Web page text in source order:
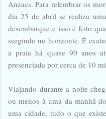
Anzacs. Para relembrar os
dia 25 de abril se realiza
desembarque e isso é feito
surgindo no horizonte. É
a praia há quase 90 anos
presenciada por cerca de 10
Viajando durante a noite
ou menos à uma da manhã
uma cidade, tudo o que